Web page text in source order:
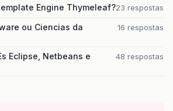
Engine Thymeleaf?23 respostas
ou Ciencias da
16 respostas
Eclipse, Netbeans e
48 respostas